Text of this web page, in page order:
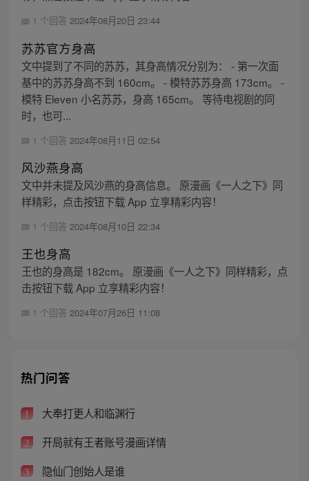
1 个回答 2024年08月20日 23:44
苏苏官方身高
文中提到了不同的苏苏，其身高情况分别为： - 第一次面
基中的苏苏身高不到 160cm。 - 模特苏苏身高 173cm。 -
模特 Eleven 小名苏苏，身高 165cm。 等待电视剧的同
时，也可...
1 个回答 2024年08月11日 02:54
风沙燕身高
文中并未提及风沙燕的身高信息。 原漫画《一人之下》同
样精彩，点击按钮下载 App 立享精彩内容！
1 个回答 2024年08月10日 22:34
王也身高
王也的身高是 182cm。 原漫画《一人之下》同样精彩，点
击按钮下载 App 立享精彩内容！
1 个回答 2024年07月26日 11:08
热门问答
1 大奉打更人和临渊行
2 开局就有王者账号漫画详情
3 隐仙门创始人是谁